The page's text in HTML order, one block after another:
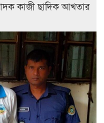
কাজী ছাদিক আখতার